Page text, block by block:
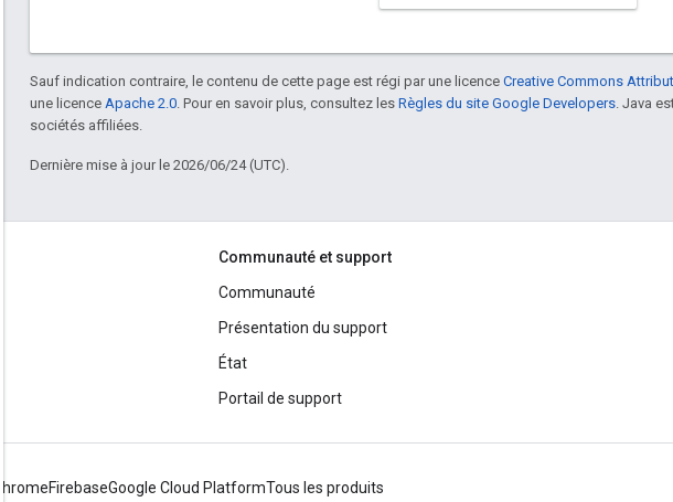
Sauf indication contraire, le contenu de cette page est régi par une licence Creative Commons
une licence Apache 2.0. Pour en savoir plus, consultez les Règles du site Google Developers. Java
sociétés affiliées.
Dernière mise à jour le 2026/06/24 (UTC).
Communauté et support
Communauté
Présentation du support
État
Portail de support
ChromeFirebaseGoogle Cloud PlatformTous les produits